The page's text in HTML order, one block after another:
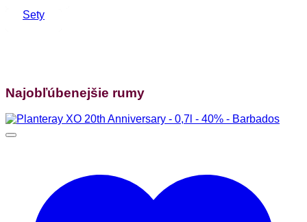
Sety
Najobľúbenejšie rumy